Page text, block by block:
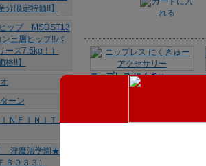
ニップレス にくきゅー
NIPPORIGIFT STYLISH AVEN
334円